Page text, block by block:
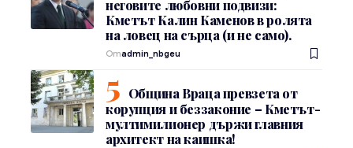
неговите любовни подвизи:
Кметът Калин Каменов в ролята
на ловец на сърца (и не само).
Отadmin_nbgeu
Община Враца превзета от
корупция и беззаконие – Кметът-
мултимилионер държи главния
архитект на каишка!